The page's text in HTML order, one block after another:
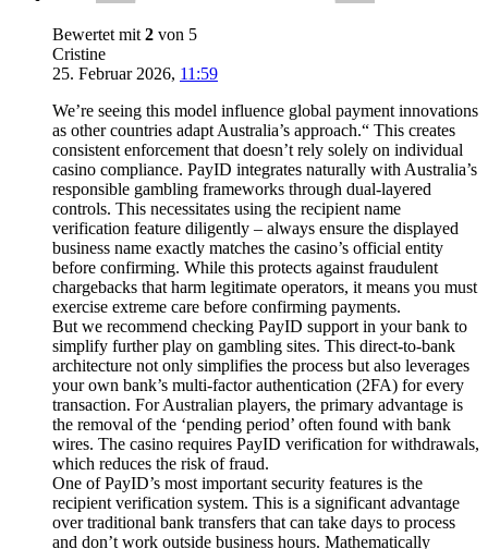
Bewertet mit 2 von 5
Cristine
25. Februar 2026, 11:59
We’re seeing this model influence global payment innovations
as other countries adapt Australia’s approach.“ This creates
consistent enforcement that doesn’t rely solely on individual
casino compliance. PayID integrates naturally with Australia’s
responsible gambling frameworks through dual-layered
controls. This necessitates using the recipient name
verification feature diligently – always ensure the displayed
business name exactly matches the casino’s official entity
before confirming. While this protects against fraudulent
chargebacks that harm legitimate operators, it means you must
exercise extreme care before confirming payments.
But we recommend checking PayID support in your bank to
simplify further play on gambling sites. This direct-to-bank
architecture not only simplifies the process but also leverages
your own bank’s multi-factor authentication (2FA) for every
transaction. For Australian players, the primary advantage is
the removal of the ‘pending period’ often found with bank
wires. The casino requires PayID verification for withdrawals,
which reduces the risk of fraud.
One of PayID’s most important security features is the
recipient verification system. This is a significant advantage
over traditional bank transfers that can take days to process
and don’t work outside business hours. Mathematically